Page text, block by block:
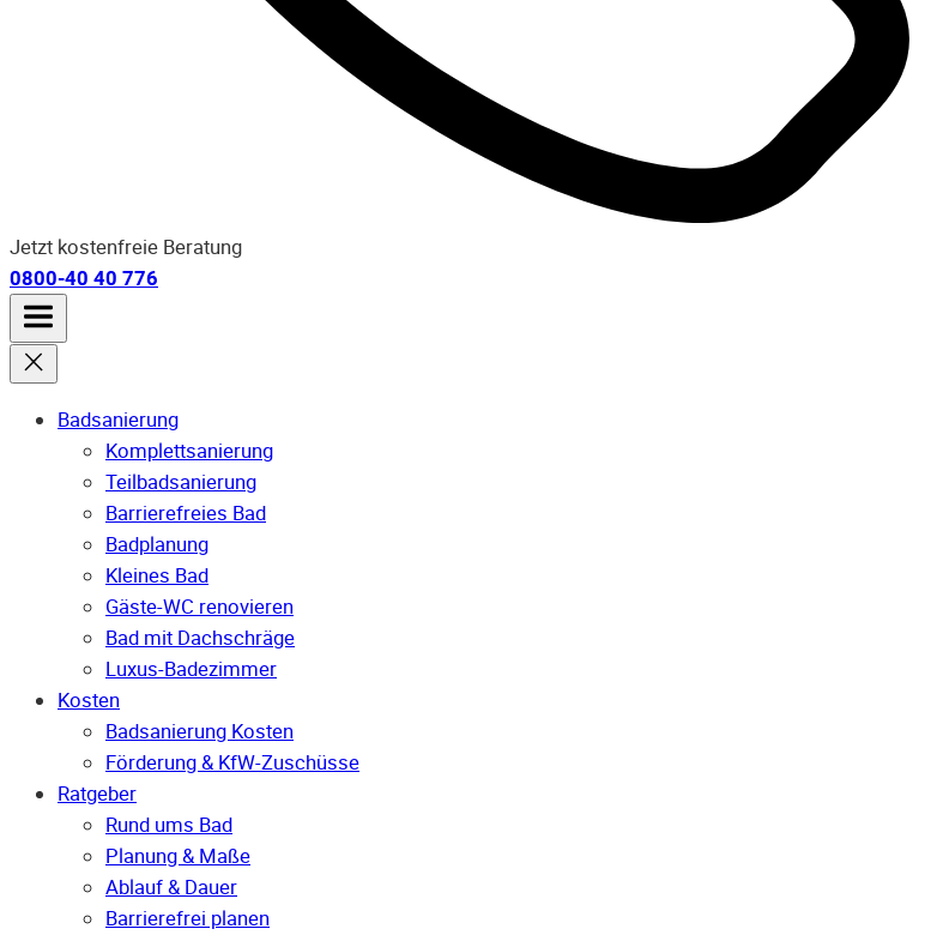
Jetzt kostenfreie Beratung
0800-40 40 776
Badsanierung
Komplettsanierung
Teilbadsanierung
Barrierefreies Bad
Badplanung
Kleines Bad
Gäste-WC renovieren
Bad mit Dachschräge
Luxus-Badezimmer
Kosten
Badsanierung Kosten
Förderung & KfW-Zuschüsse
Ratgeber
Rund ums Bad
Planung & Maße
Ablauf & Dauer
Barrierefrei planen